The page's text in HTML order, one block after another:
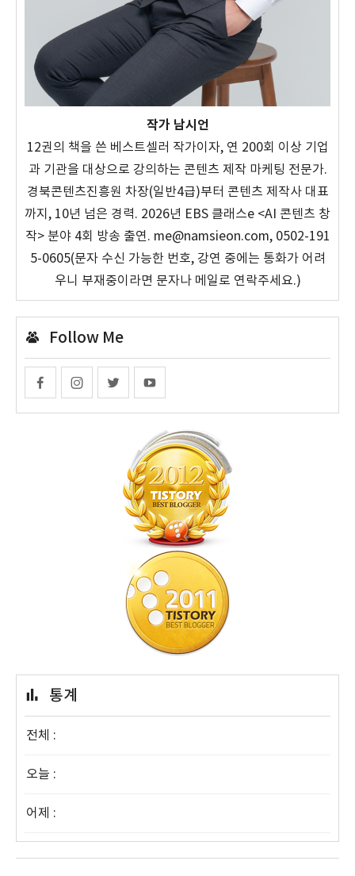
작가 남시언
12권의 책을 쓴 베스트셀러 작가이자, 연 200회 이상 기업
과 기관을 대상으로 강의하는 콘텐츠 제작 마케팅 전문가.
경북콘텐츠진흥원 차장(일반4급)부터 콘텐츠 제작사 대표
까지, 10년 넘은 경력. 2026년 EBS 클래스e <AI 콘텐츠 창
작> 분야 4회 방송 출연. me@namsieon.com, 0502-191
5-0605(문자 수신 가능한 번호, 강연 중에는 통화가 어려
우니 부재중이라면 문자나 메일로 연락주세요.)
Follow Me
통계
전체 :
오늘 :
어제 :